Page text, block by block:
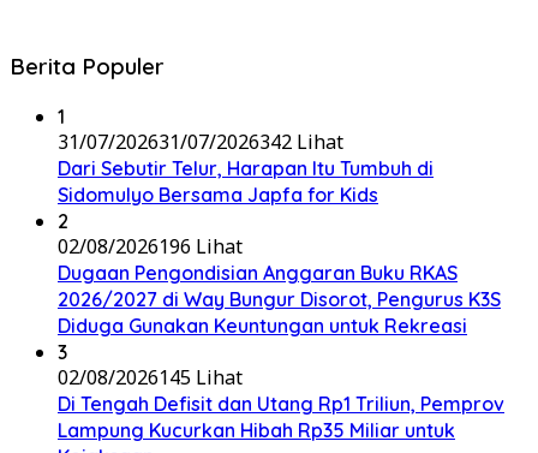
Berita Populer
1
31/07/202631/07/2026342 Lihat
Dari Sebutir Telur, Harapan Itu Tumbuh di
Sidomulyo Bersama Japfa for Kids
2
02/08/2026196 Lihat
Dugaan Pengondisian Anggaran Buku RKAS
2026/2027 di Way Bungur Disorot, Pengurus K3S
Diduga Gunakan Keuntungan untuk Rekreasi
3
02/08/2026145 Lihat
Di Tengah Defisit dan Utang Rp1 Triliun, Pemprov
Lampung Kucurkan Hibah Rp35 Miliar untuk